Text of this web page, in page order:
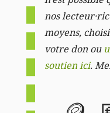
nos
moyens,
votre don ou
soutien ici.